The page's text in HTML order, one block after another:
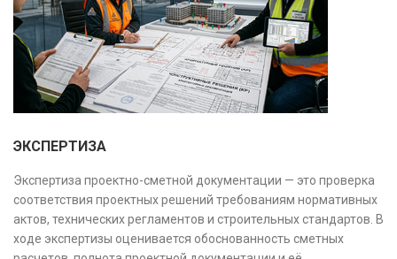
ЭКСПЕРТИЗА
Экспертиза проектно-сметной документации — это проверка
соответствия проектных решений требованиям нормативных
актов, технических регламентов и строительных стандартов. В
ходе экспертизы оценивается обоснованность сметных